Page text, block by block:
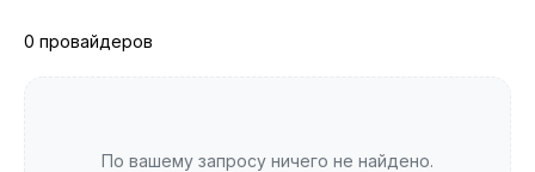
0 провайдеров
По вашему запросу ничего не найдено.